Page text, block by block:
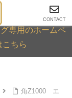
専用のホームペ
ちら
角Z1000 エ
CONTACT